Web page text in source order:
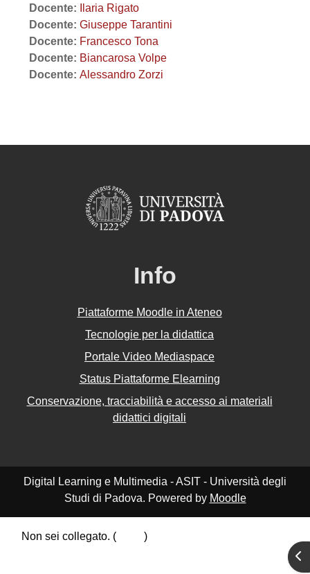
Docente:
Ilaria Rigato
Docente: Giuseppe Tarantini
Docente: Francesco Tona
Docente: Biancarosa Volpe
Docente: Alessandro Zorzi
Info
Piattaforme Moodle in Ateneo
Tecnologie per la didattica
Portale Video Mediaspace
Status Piattaforme Elearning
Conservazione, tracciabilità e accesso ai materiali
didattici digitali
Digital Learning e Multimedia - ASIT - Università degli
Studi di Padova. Powered by Moodle
Non sei collegato. (
)